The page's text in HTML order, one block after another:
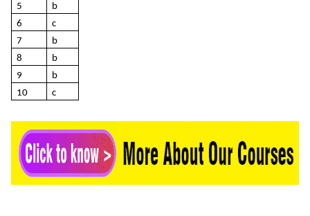
5
b
6
c
7
b
8
b
9
b
10
c